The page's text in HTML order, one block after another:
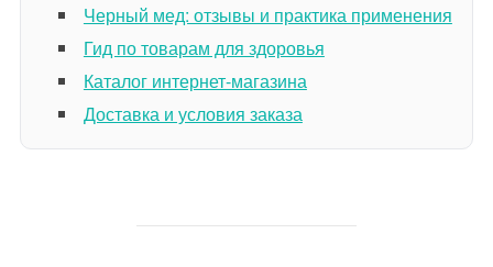
Черный мед: отзывы и практика применения
Гид по товарам для здоровья
Каталог интернет-магазина
Доставка и условия заказа